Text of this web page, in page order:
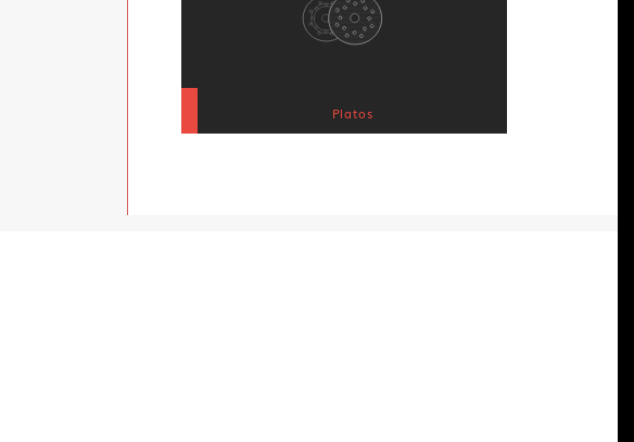
Platos